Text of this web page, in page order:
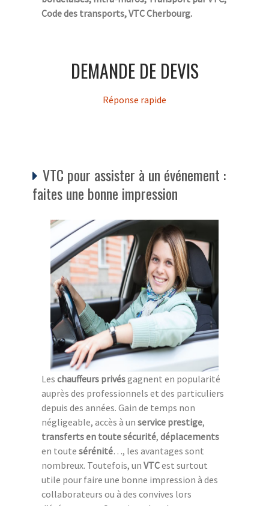
Code des transports, VTC Cherbourg.
DEMANDE DE DEVIS
Réponse rapide
VTC pour assister à un événement :
faites une bonne impression
Les chauffeurs privésgagnent en popularité
auprès des professionnels et des particuliers
depuis des années. Gain de temps non
négligeable, accès à un service prestige,
transfertsen toute sécurité, déplacements
en toute sérénité…, les avantages sont
nombreux. Toutefois, un VTCest surtout
utile pour faire une bonne impression à des
collaborateurs ou à des convives lors